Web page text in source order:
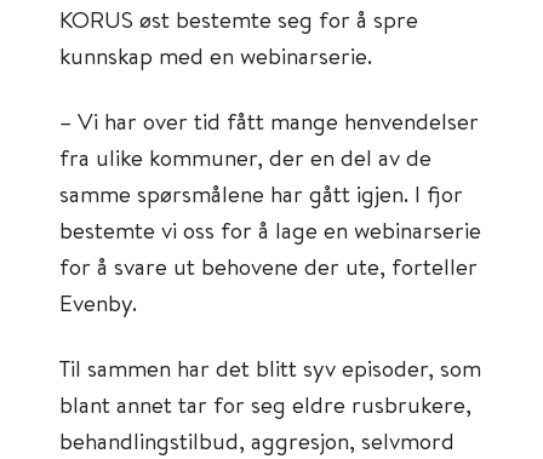
KORUS øst bestemte seg for å spre
kunnskap med en webinarserie.
– Vi har over tid fått mange henvendelser
fra ulike kommuner, der en del av de
samme spørsmålene har gått igjen. I fjor
bestemte vi oss for å lage en webinarserie
for å svare ut behovene der ute, forteller
Evenby.
Til sammen har det blitt syv episoder, som
blant annet tar for seg eldre rusbrukere,
behandlingstilbud, aggresjon, selvmord